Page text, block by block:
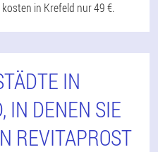
in Krefeld nur 49 €.
IN
IN DENEN SIE
REVITAPROST